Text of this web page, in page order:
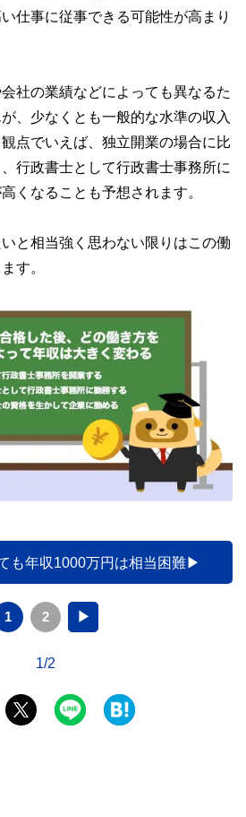
仕事に従事できる可能性が高まり
社の業績などによっても異なるた
、少なくとも一般的な水準の収入
点でいえば、独立開業の場合に比
行政書士として行政書士事務所に
くなることも予想されます。
と相当強く思わない限りはこの働
す。
も年収1000万円は相当困難
1 2 ▶
1/2